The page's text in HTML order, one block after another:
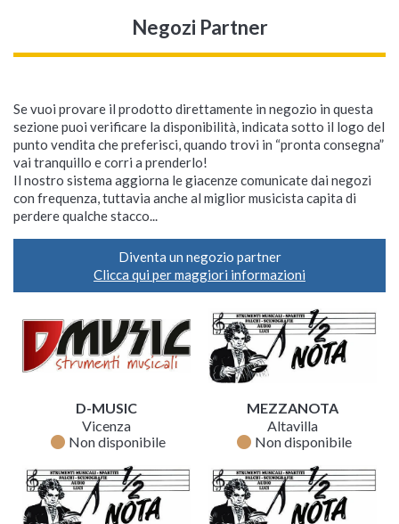
Negozi Partner
Se vuoi provare il prodotto direttamente in negozio in questa
sezione puoi verificare la disponibilità, indicata sotto il logo del
punto vendita che preferisci, quando trovi in “pronta consegna”
vai tranquillo e corri a prenderlo!
Il nostro sistema aggiorna le giacenze comunicate dai negozi
con frequenza, tuttavia anche al miglior musicista capita di
perdere qualche stacco...
Diventa un negozio partner
Clicca qui per maggiori informazioni
D-MUSIC
Vicenza
fiber_manual_record Non disponibile
MEZZANOTA
Altavilla
fiber_manual_record Non disponibile